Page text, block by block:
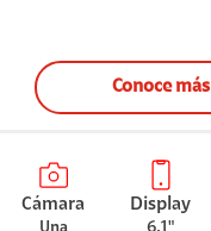
Conoce más
Cámara Display